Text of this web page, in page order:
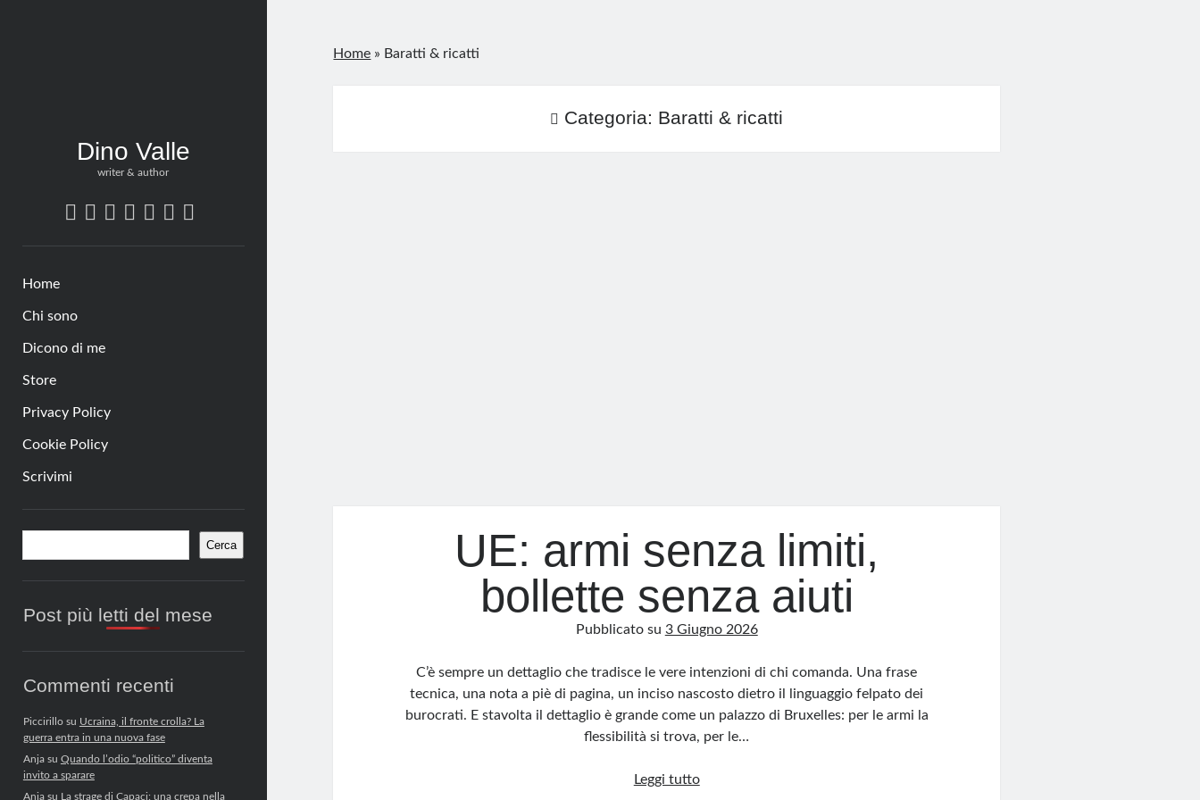
Dino Valle
writer & author
twitter
bluesky
facebook
linkedin
pinterest
amazon
Home
Chi sono
Dicono di me
Store
Privacy Policy
Cookie Policy
Scrivimi
Barra
laterale
Cerca
Post più letti del mese
Commenti recenti
Piccirillosu Ucraina, il fronte crolla? La
guerra entra in una nuova fase
Anjasu Quando l’odio “politico” diventa
invito a sparare
Anjasu La strage di Capaci: una crepa nella
Home » Baratti & ricatti
Categoria: Baratti & ricatti
UE: armi senza limiti,
bollette senza aiuti
Pubblicato su 3 Giugno 2026
C’è sempre un dettaglio che tradisce le vere intenzioni di chi comanda. Una frase
tecnica, una nota a piè di pagina, un inciso nascosto dietro il linguaggio felpato dei
burocrati. E stavolta il dettaglio è grande come un palazzo di Bruxelles: per le armi la
flessibilità si trova, per le…
Leggi tuttoUE: